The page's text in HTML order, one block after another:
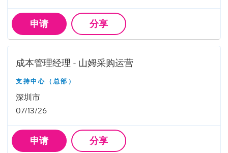
申请 分享
成本管理经理 - 山姆采购运营
支持中心（总部）
深圳市
07/13/26
申请 分享